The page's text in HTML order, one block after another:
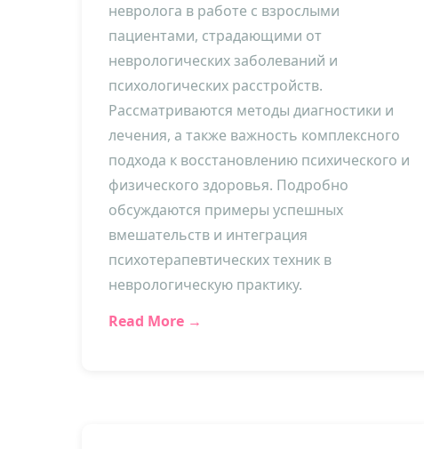
невролога в работе с взрослыми
пациентами, страдающими от
неврологических заболеваний и
психологических расстройств.
Рассматриваются методы диагностики и
лечения, а также важность комплексного
подхода к восстановлению психического и
физического здоровья. Подробно
обсуждаются примеры успешных
вмешательств и интеграция
психотерапевтических техник в
неврологическую практику.
Read More →